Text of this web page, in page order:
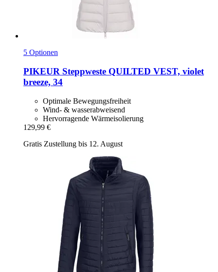
5 Optionen
PIKEUR Steppweste QUILTED VEST, violet
breeze, 34
Optimale Bewegungsfreiheit
Wind- & wasserabweisend
Hervorragende Wärmeisolierung
129,99 €
Gratis Zustellung bis 12. August